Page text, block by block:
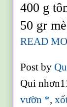
400 g
50 gr
READ
Post by
Qui
vườn *,